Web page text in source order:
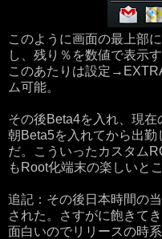
このように画面の最上部
し、残り％を数値で表示
このあたりは設定
ム可能。
その後Beta4を入れ、現
朝Beta5を入れてから出
だ。こういったカスタム
もRoot化端末の楽しいとこ
追記：その後日本時間の
された。さすがに飽きて
面白いのでリリースの時